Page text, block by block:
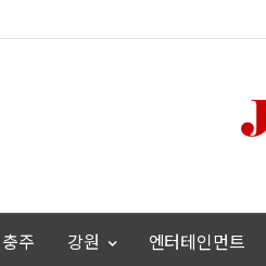
충주 강원 엔터테인먼트